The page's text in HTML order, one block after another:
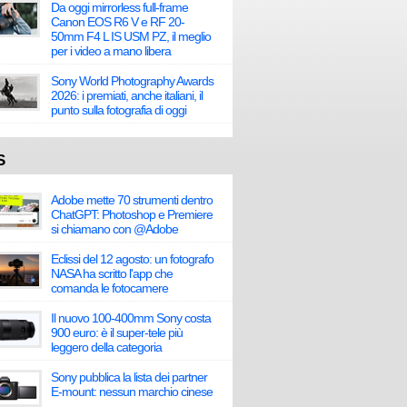
Da oggi mirrorless full-frame
Canon EOS R6 V e RF 20-
50mm F4 L IS USM PZ, il meglio
per i video a mano libera
Sony World Photography Awards
2026: i premiati, anche italiani, il
punto sulla fotografia di oggi
Adobe mette 70 strumenti dentro
ChatGPT: Photoshop e Premiere
si chiamano con @Adobe
Eclissi del 12 agosto: un fotografo
NASA ha scritto l'app che
comanda le fotocamere
Il nuovo 100-400mm Sony costa
900 euro: è il super-tele più
leggero della categoria
Sony pubblica la lista dei partner
E-mount: nessun marchio cinese